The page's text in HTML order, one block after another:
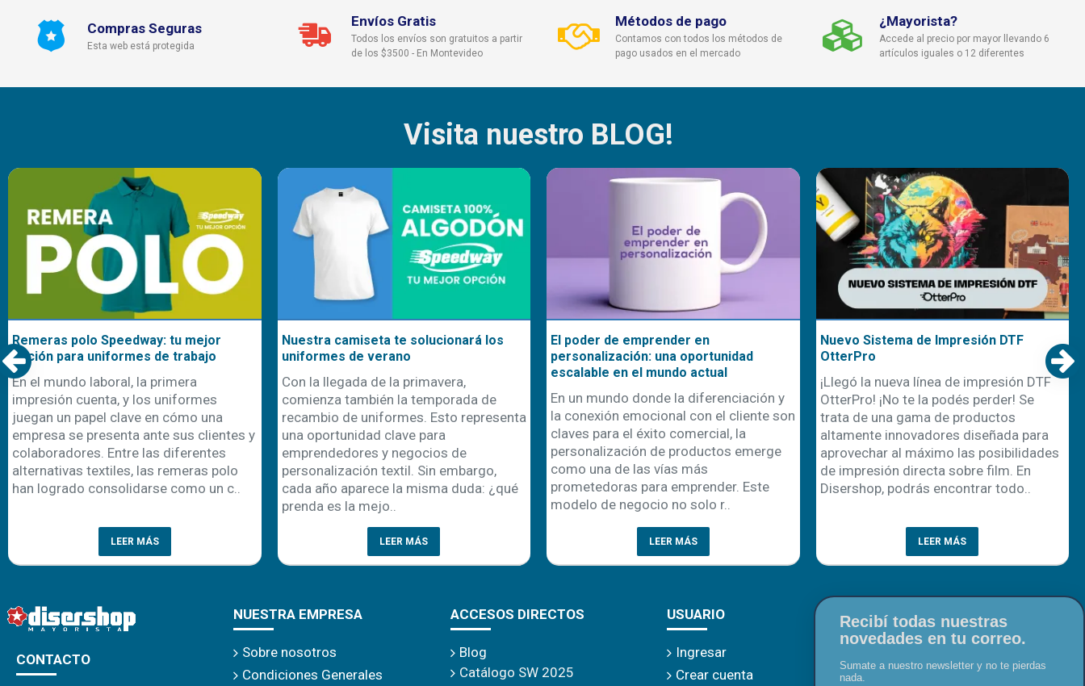
Compras Seguras
Esta web está protegida
Envíos Gratis
Todos los envíos son gratuitos a partir
de los $3500 - En Montevideo
Métodos de pago
Contamos con todos los métodos de
pago usados en el mercado
¿Mayorista?
Accede al precio por mayor llevando 6
artículos iguales o 12 diferentes
Visita nuestro BLOG!
Remeras polo Speedway: tu mejor
opción para uniformes de trabajo
En el mundo laboral, la primera
impresión cuenta, y los uniformes
juegan un papel clave en cómo una
empresa se presenta ante sus clientes y
colaboradores. Entre las diferentes
alternativas textiles, las remeras polo
han logrado consolidarse como un c..
LEER MÁS
Nuestra camiseta te solucionará los
uniformes de verano
Con la llegada de la primavera,
comienza también la temporada de
recambio de uniformes. Esto representa
una oportunidad clave para
emprendedores y negocios de
personalización textil. Sin embargo,
cada año aparece la misma duda: ¿qué
prenda es la mejo..
LEER MÁS
El poder de emprender en
personalización: una oportunidad
escalable en el mundo actual
En un mundo donde la diferenciación y
la conexión emocional con el cliente son
claves para el éxito comercial, la
personalización de productos emerge
como una de las vías más
prometedoras para emprender. Este
modelo de negocio no solo r..
LEER MÁS
Nuevo Sistema de Impresión DTF
OtterPro
¡Llegó la nueva línea de impresión DTF
OtterPro! ¡No te la podés perder! Se
trata de una gama de productos
altamente innovadores diseñada para
aprovechar al máximo las posibilidades
de impresión directa sobre film. En
Disershop, podrás encontrar todo..
LEER MÁS
CONTACTO
NUESTRA EMPRESA
Sobre nosotros
Condiciones Generales
ACCESOS DIRECTOS
Blog
Catálogo SW 2025
USUARIO
Ingresar
Crear cuenta
Recibí todas nuestras
novedades en tu correo.
Sumate a nuestro newsletter y no te pierdas
nada.